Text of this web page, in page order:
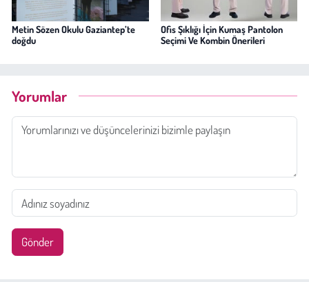
Metin Sözen Okulu Gaziantep’te
doğdu
Ofis Şıklığı İçin Kumaş Pantolon
Seçimi Ve Kombin Önerileri
Yorumlar
Gönder